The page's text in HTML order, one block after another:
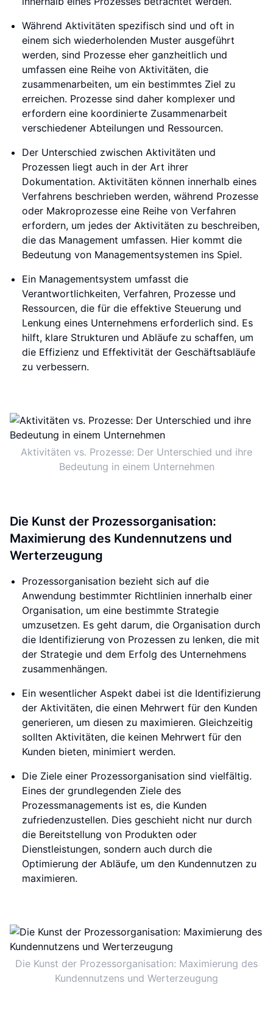
Während Aktivitäten spezifisch sind und oft in
einem sich wiederholenden Muster ausgeführt
werden, sind Prozesse eher ganzheitlich und
umfassen eine Reihe von Aktivitäten, die
zusammenarbeiten, um ein bestimmtes Ziel zu
erreichen. Prozesse sind daher komplexer und
erfordern eine koordinierte Zusammenarbeit
verschiedener Abteilungen und Ressourcen.
Der Unterschied zwischen Aktivitäten und
Prozessen liegt auch in der Art ihrer
Dokumentation. Aktivitäten können innerhalb eines
Verfahrens beschrieben werden, während Prozesse
oder Makroprozesse eine Reihe von Verfahren
erfordern, um jedes der Aktivitäten zu beschreiben,
die das Management umfassen. Hier kommt die
Bedeutung von Managementsystemen ins Spiel.
Ein Managementsystem umfasst die
Verantwortlichkeiten, Verfahren, Prozesse und
Ressourcen, die für die effektive Steuerung und
Lenkung eines Unternehmens erforderlich sind. Es
hilft, klare Strukturen und Abläufe zu schaffen, um
die Effizienz und Effektivität der Geschäftsabläufe
zu verbessern.
Aktivitäten vs. Prozesse: Der Unterschied und ihre
Bedeutung in einem Unternehmen
Die Kunst der Prozessorganisation:
Maximierung des Kundennutzens und
Werterzeugung
Prozessorganisation bezieht sich auf die
Anwendung bestimmter Richtlinien innerhalb einer
Organisation, um eine bestimmte Strategie
umzusetzen. Es geht darum, die Organisation durch
die Identifizierung von Prozessen zu lenken, die mit
der Strategie und dem Erfolg des Unternehmens
zusammenhängen.
Ein wesentlicher Aspekt dabei ist die Identifizierung
der Aktivitäten, die einen Mehrwert für den Kunden
generieren, um diesen zu maximieren. Gleichzeitig
sollten Aktivitäten, die keinen Mehrwert für den
Kunden bieten, minimiert werden.
Die Ziele einer Prozessorganisation sind vielfältig.
Eines der grundlegenden Ziele des
Prozessmanagements ist es, die Kunden
zufriedenzustellen. Dies geschieht nicht nur durch
die Bereitstellung von Produkten oder
Dienstleistungen, sondern auch durch die
Optimierung der Abläufe, um den Kundennutzen zu
maximieren.
Die Kunst der Prozessorganisation: Maximierung des
Kundennutzens und Werterzeugung